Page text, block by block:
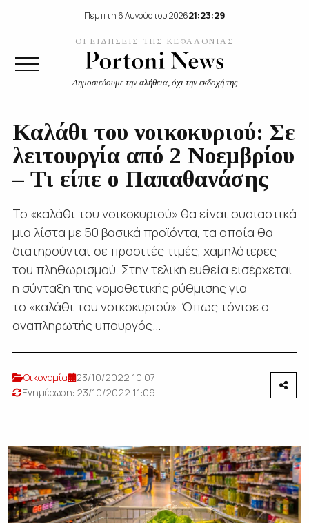
Πέμπτη 6 Αυγούστου 202621:23:29
ΟΙ ΕΙΔΗΣΕΙΣ ΤΗΣ ΚΕΦΑΛΟΝΙΑΣ
Δημοσιεύουμε την αλήθεια, όχι την εκδοχή της
Καλάθι του νοικοκυριού: Σε
λειτουργία από 2 Νοεμβρίου
– Τι είπε ο Παπαθανάσης
Το «καλάθι του νοικοκυριού» θα είναι ουσιαστικά
μια λίστα με 50 βασικά προϊόντα, τα οποία θα
διατηρούνται σε προσιτές τιμές, χαμηλότερες
του πληθωρισμού. Στην τελική ευθεία εισέρχεται
η σύνταξη της νομοθετικής ρύθμισης για
το «καλάθι του νοικοκυριού». Όπως τόνισε ο
αναπληρωτής υπουργός...
Οικονομία
23/10/2022 10:07
Ενημέρωση: 23/10/2022 11:09